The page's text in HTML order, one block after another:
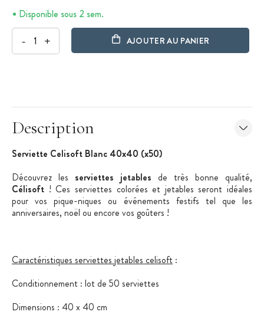
Disponible sous 2 sem.
- + AJOUTER AU PANIER
Description
Serviette Celisoft Blanc 40x40 (x50)
Découvrez les serviettes jetables de très bonne qualité,
Célisoft ! Ces serviettes colorées et jetables seront idéales
pour vos pique-niques ou événements festifs tel que les
anniversaires, noël ou encore vos goûters !
Caractéristiques serviettes jetables celisoft :
Conditionnement : lot de 50 serviettes
Dimensions : 40 x 40 cm